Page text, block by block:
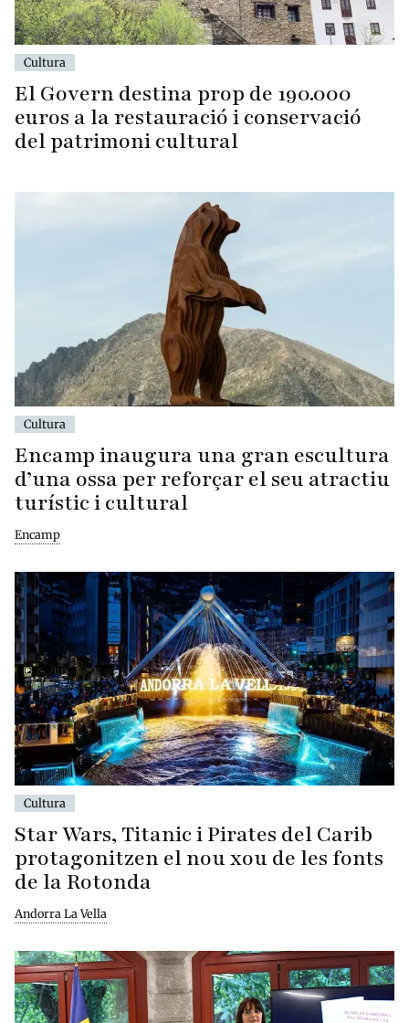
Cultura
El Govern destina prop de 190.000
euros a la restauració i conservació
del patrimoni cultural
Cultura
Encamp inaugura una gran escultura
d’una ossa per reforçar el seu atractiu
turístic i cultural
Encamp
Cultura
Star Wars, Titanic i Pirates del Carib
protagonitzen el nou xou de les fonts
de la Rotonda
Andorra La Vella